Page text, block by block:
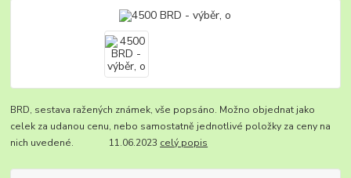
BRD, sestava ražených známek, vše popsáno. Možno objednat jako
celek za udanou cenu, nebo samostatně jednotlivé položky za ceny na
nich uvedené. 11.06.2023 celý popis